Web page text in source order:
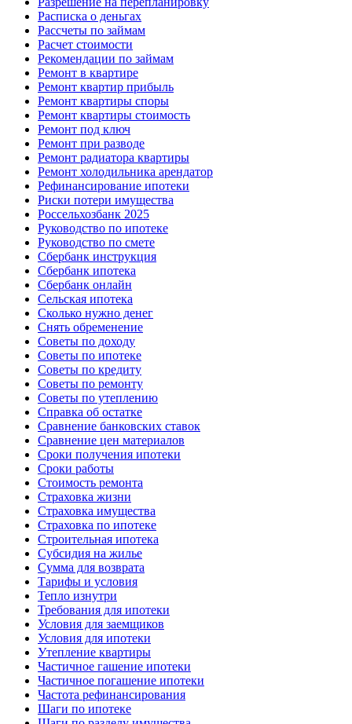
Расписка о деньгах
Рассчеты по займам
Расчет стоимости
Рекомендации по займам
Ремонт в квартире
Ремонт квартир прибыль
Ремонт квартиры споры
Ремонт квартиры стоимость
Ремонт под ключ
Ремонт при разводе
Ремонт радиатора квартиры
Ремонт холодильника арендатор
Рефинансирование ипотеки
Риски потери имущества
Россельхозбанк 2025
Руководство по ипотеке
Руководство по смете
Сбербанк инструкция
Сбербанк ипотека
Сбербанк онлайн
Сельская ипотека
Сколько нужно денег
Снять обременение
Советы по доходу
Советы по ипотеке
Советы по кредиту
Советы по ремонту
Советы по утеплению
Справка об остатке
Сравнение банковских ставок
Сравнение цен материалов
Сроки получения ипотеки
Сроки работы
Стоимость ремонта
Страховка жизни
Страховка имущества
Страховка по ипотеке
Строительная ипотека
Субсидия на жилье
Сумма для возврата
Тарифы и условия
Тепло изнутри
Требования для ипотеки
Условия для заемщиков
Условия для ипотеки
Утепление квартиры
Частичное гашение ипотеки
Частичное погашение ипотеки
Частота рефинансирования
Шаги по ипотеке